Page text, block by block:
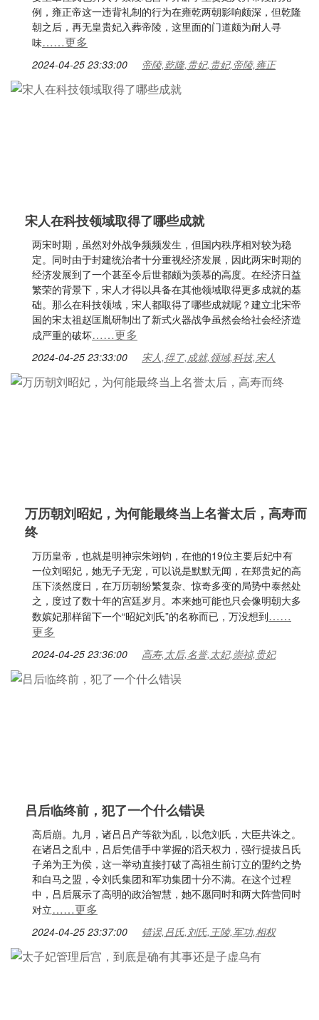
例，雍正帝这一违背礼制的行为在雍乾两朝影响颇深，但乾隆
朝之后，再无皇贵妃入葬帝陵，这里面的门道颇为耐人寻
味……更多
2024-04-25 23:33:00 帝陵,乾隆,贵妃,贵妃,帝陵,雍正
宋人在科技领域取得了哪些成就
两宋时期，虽然对外战争频频发生，但国内秩序相对较为稳
定。同时由于封建统治者十分重视经济发展，因此两宋时期的
经济发展到了一个甚至令后世都颇为羡慕的高度。在经济日益
繁荣的背景下，宋人才得以具备在其他领域取得更多成就的基
础。那么在科技领域，宋人都取得了哪些成就呢？建立北宋帝
国的宋太祖赵匡胤研制出了新式火器战争虽然会给社会经济造
成严重的破坏……更多
2024-04-25 23:33:00 宋人,得了,成就,领域,科技,宋人
万历朝刘昭妃，为何能最终当上名誉太后，高寿而
终
万历皇帝，也就是明神宗朱翊钧，在他的19位主要后妃中有
一位刘昭妃，她无子无宠，可以说是默默无闻，在郑贵妃的高
压下淡然度日，在万历朝纷繁复杂、惊奇多变的局势中泰然处
之，度过了数十年的宫廷岁月。本来她可能也只会像明朝大多
数嫔妃那样留下一个“昭妃刘氏”的名称而已，万没想到……
更多
2024-04-25 23:36:00 高寿,太后,名誉,太妃,崇祯,贵妃
吕后临终前，犯了一个什么错误
高后崩。九月，诸吕吕产等欲为乱，以危刘氏，大臣共诛之。
在诸吕之乱中，吕后凭借手中掌握的滔天权力，强行提拔吕氏
子弟为王为侯，这一举动直接打破了高祖生前订立的盟约之势
和白马之盟，令刘氏集团和军功集团十分不满。在这个过程
中，吕后展示了高明的政治智慧，她不愿同时和两大阵营同时
对立……更多
2024-04-25 23:37:00 错误,吕氏,刘氏,王陵,军功,相权